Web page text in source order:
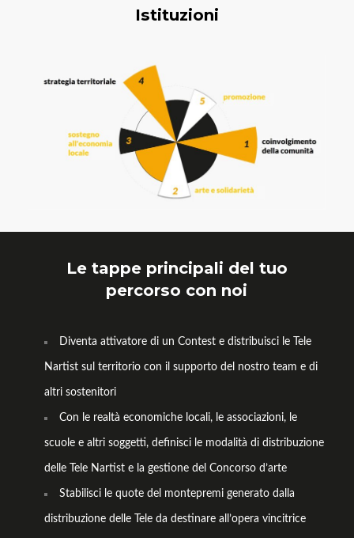
Istituzioni
Le tappe principali del tuo
percorso con noi
Diventa attivatore di un Contest e distribuisci le Tele
Nartist sul territorio con il supporto del nostro team e di
altri sostenitori
Con le realtà economiche locali, le associazioni, le
scuole e altri soggetti, definisci le modalità di distribuzione
delle Tele Nartist e la gestione del Concorso d’arte
Stabilisci le quote del montepremi generato dalla
distribuzione delle Tele da destinare all’opera vincitrice